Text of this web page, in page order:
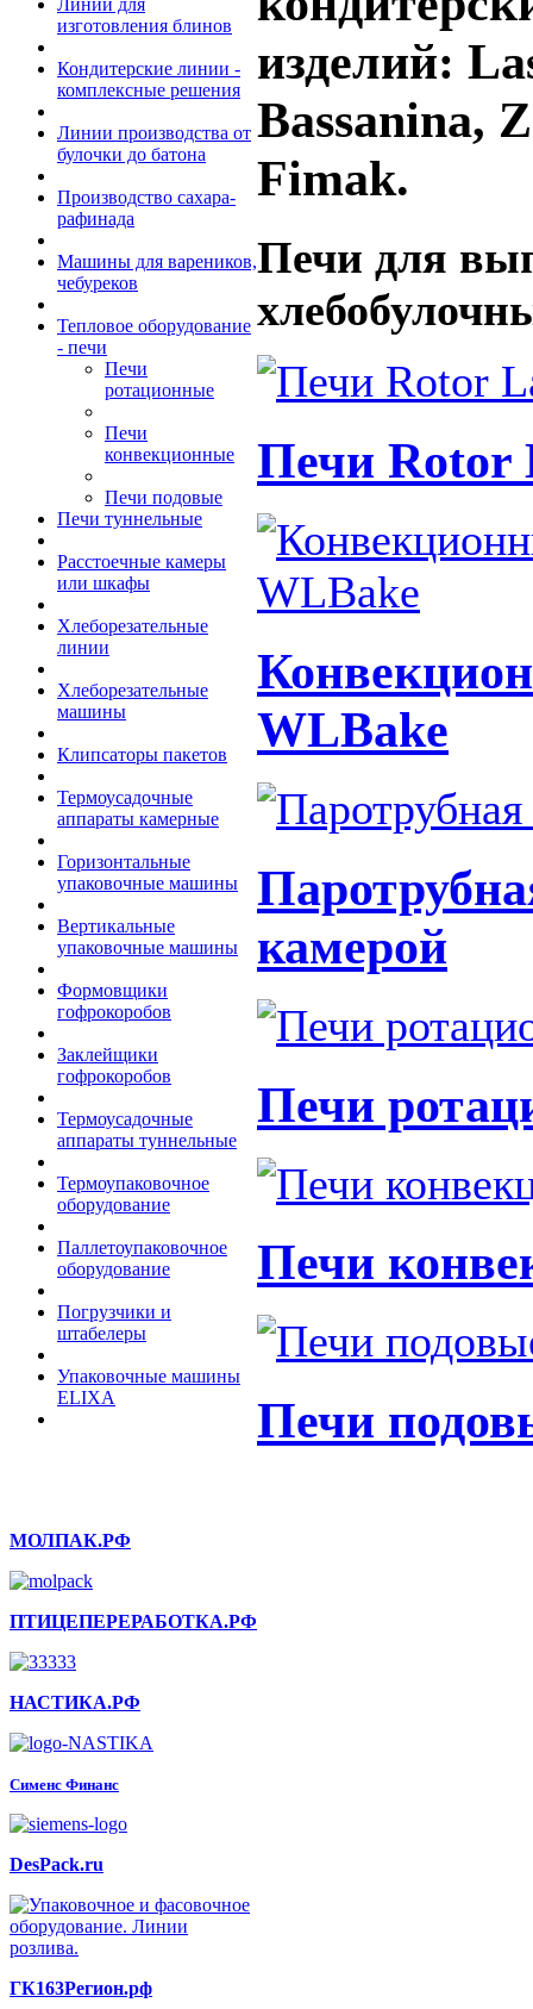
Линии для
изготовления блинов
Кондитерские линии -
комплексные решения
Линии производства от
булочки до батона
Производство сахара-
рафинада
Машины для вареников,
чебуреков
Тепловое оборудование
- печи
Печи
ротационные
Печи
конвекционные
Печи подовые
Печи туннельные
Расстоечные камеры
или шкафы
Хлеборезательные
линии
Хлеборезательные
машины
Клипсаторы пакетов
Термоусадочные
аппараты камерные
Горизонтальные
упаковочные машины
Вертикальные
упаковочные машины
Формовщики
гофрокоробов
Заклейщики
гофрокоробов
Термоусадочные
аппараты туннельные
Термоупаковочное
оборудование
Паллетоупаковочное
оборудование
Погрузчики и
штабелеры
Упаковочные машины
ELIXA
МОЛПАК.РФ
ПТИЦЕПЕРЕРАБОТКА.РФ
НАСТИКА.РФ
Сименс Финанс
DesPack.ru
ГК163Регион.рф
изделий:
Bassanina,
Fimak.
Печи для
Печи Rotor
WLBake
камерой
Печи
Печи
Печи